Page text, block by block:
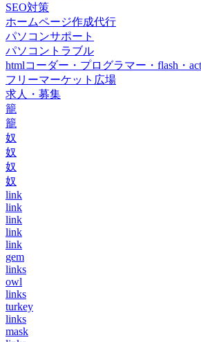
SEO対策
ホームページ作成代行
パソコンサポート
パソコントラブル
htmlコーダー・プログラマー・flash・
フリーマーケット広場
求人・募集
籠
籠
奴
奴
奴
奴
link
link
link
link
link
gem
links
owl
links
turkey
links
mask